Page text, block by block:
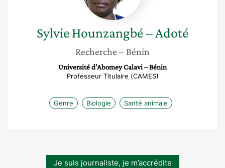
SylvieHounzangbé – Adoté
Recherche – Bénin
Université d’Abomey Calavi – Bénin
Professeur Titulaire (CAMES)
Genre Biologie Santé animale
Je suis journaliste, je m’accrédite